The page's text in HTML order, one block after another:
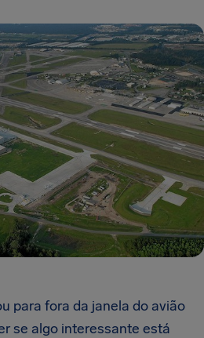
para fora da janela do avião
se algo interessante está